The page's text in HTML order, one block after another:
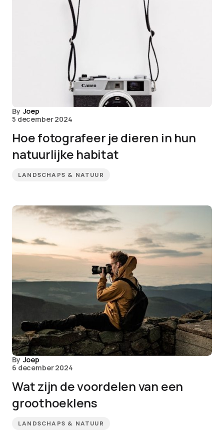
By Joep
5 december 2024
Hoe fotografeer je dieren in hun
natuurlijke habitat
LANDSCHAPS & NATUUR
By Joep
6 december 2024
Wat zijn de voordelen van een
groothoeklens
LANDSCHAPS & NATUUR